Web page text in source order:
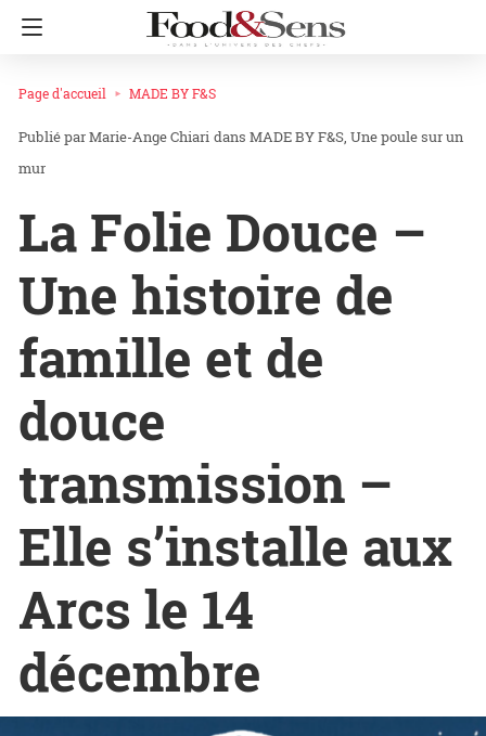
Page d'accueil MADE BY F&S
Marie-Ange Chiari dans MADE BY F&S Une poule sur un
mur
La Folie Douce –
Une histoire de
famille et de
douce
transmission –
Elle s’installe aux
Arcs le 14
décembre